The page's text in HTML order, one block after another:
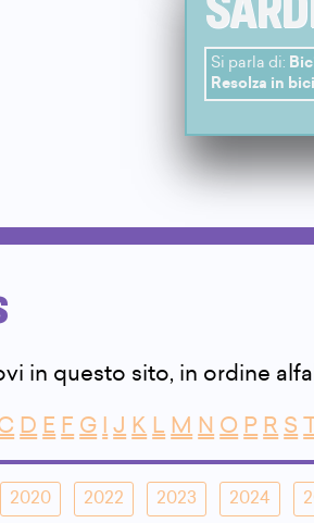
Si parla di:
Resolza in bici
in questo sito, in ordine
D E F G J K L M N O P R S
2020 2022 2023 2024